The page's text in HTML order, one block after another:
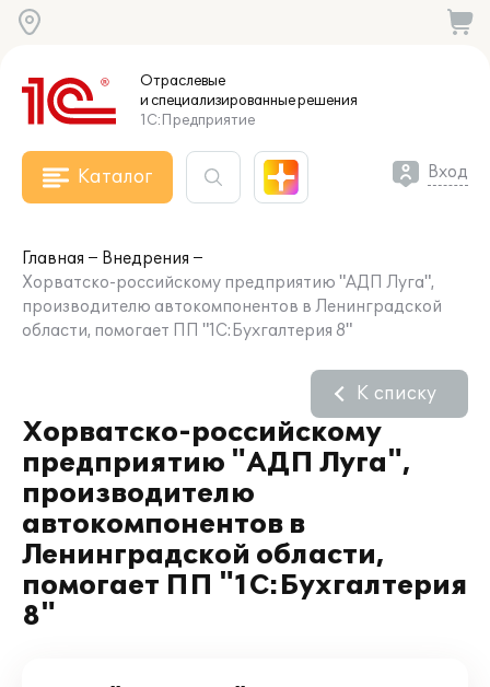
Отраслевые
и специализированныерешения
1С:Предприятие
Каталог Вход
Главная
Внедрения
Хорватско-российскому предприятию "АДП Луга",
производителю автокомпонентов в Ленинградской
области, помогает ПП "1С:Бухгалтерия 8"
Хорватско-российскому
предприятию "АДП Луга",
производителю
автокомпонентов в
Ленинградской области,
помогает ПП "1С:Бухгалтерия
8"
К списку